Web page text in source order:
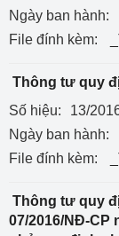
Ngày ban hành:
File đính kèm:
Thông tư quy
Số hiệu:
13/
Ngày ban hành:
File đính kèm:
Thông tư quy
07/2016/NĐ-CP